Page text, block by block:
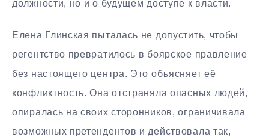
должности, но и о будущем доступе к власти.
Елена Глинская пыталась не допустить, чтобы
регентство превратилось в боярское правление
без настоящего центра. Это объясняет её
конфликтность. Она отстраняла опасных людей,
опиралась на своих сторонников, ограничивала
возможных претендентов и действовала так,